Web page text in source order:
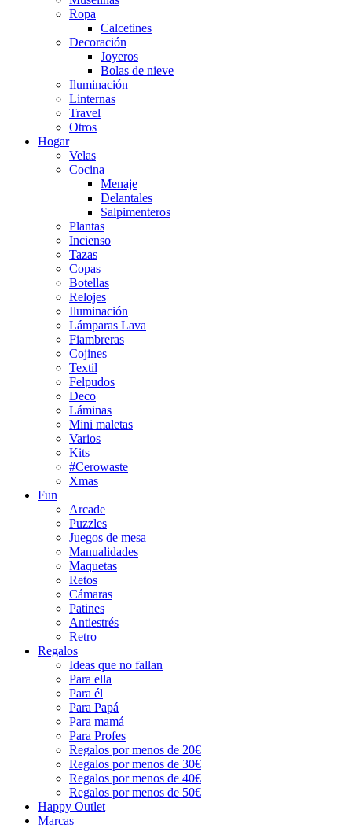
Ropa
Calcetines
Decoración
Joyeros
Bolas de nieve
Iluminación
Linternas
Travel
Otros
Hogar
Velas
Cocina
Menaje
Delantales
Salpimenteros
Plantas
Incienso
Tazas
Copas
Botellas
Relojes
Iluminación
Lámparas Lava
Fiambreras
Cojines
Textil
Felpudos
Deco
Láminas
Mini maletas
Varios
Kits
#Cerowaste
Xmas
Fun
Arcade
Puzzles
Juegos de mesa
Manualidades
Maquetas
Retos
Cámaras
Patines
Antiestrés
Retro
Regalos
Ideas que no fallan
Para ella
Para él
Para Papá
Para mamá
Para Profes
Regalos por menos de 20€
Regalos por menos de 30€
Regalos por menos de 40€
Regalos por menos de 50€
Happy Outlet
Marcas